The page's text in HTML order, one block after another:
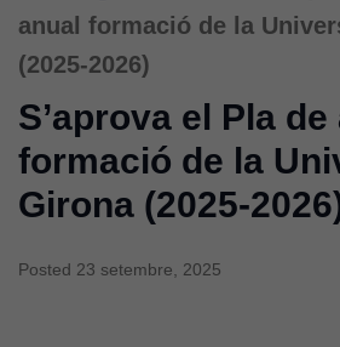
anual formació de la
(2025-2026)
S’aprova el Pla de
formació de la
Girona (2025-
Posted 23 setembre, 2025